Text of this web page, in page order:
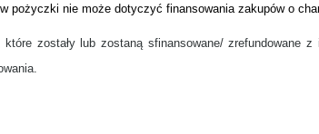
pożyczki nie może dotyczyć finansowania zakupów o
zostały lub zostaną sfinansowane/ zrefundowane